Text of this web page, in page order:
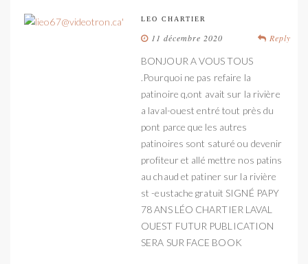
LEO CHARTIER
Reply
11 décembre 2020
BONJOUR A VOUS TOUS
.Pourquoi ne pas refaire la
patinoire q,ont avait sur la rivière
a laval-ouest entré tout près du
pont parce que les autres
patinoires sont saturé ou devenir
profiteur et allé mettre nos patins
au chaud et patiner sur la rivière
st -eustache gratuit SIGNÉ PAPY
78 ANS LÉO CHARTIER LAVAL
OUEST FUTUR PUBLICATION
SERA SUR FACE BOOK